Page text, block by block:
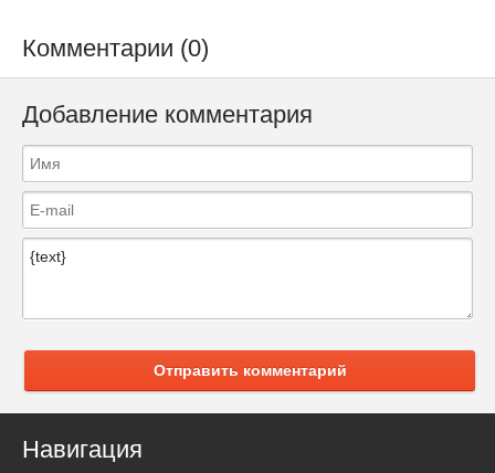
Комментарии (0)
Добавление комментария
Отправить комментарий
Навигация